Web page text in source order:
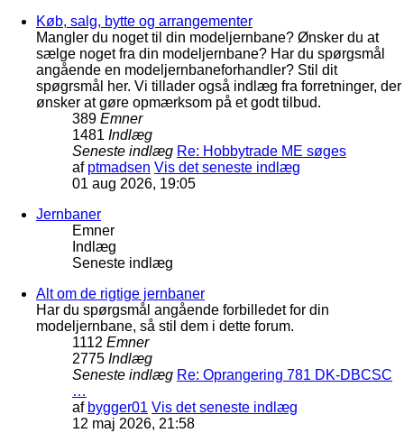
Køb, salg, bytte og arrangementer
Mangler du noget til din modeljernbane? Ønsker du at
sælge noget fra din modeljernbane? Har du spørgsmål
angående en modeljernbaneforhandler? Stil dit
spøgrsmål her. Vi tillader også indlæg fra forretninger, der
ønsker at gøre opmærksom på et godt tilbud.
389 Emner
1481 Indlæg
Seneste indlæg Re: Hobbytrade ME søges
af ptmadsen Vis det seneste indlæg
01 aug 2026, 19:05
Jernbaner
Emner
Indlæg
Seneste indlæg
Alt om de rigtige jernbaner
Har du spørgsmål angående forbilledet for din
modeljernbane, så stil dem i dette forum.
1112 Emner
2775 Indlæg
Seneste indlæg Re: Oprangering 781 DK-DBCSC
…
af bygger01 Vis det seneste indlæg
12 maj 2026, 21:58